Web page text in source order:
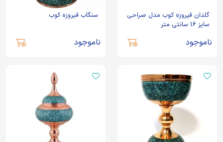
گلدان فیروزه کوب مدل صراحی
سایز 16 سانتی متر
ناموجود
سنگاب فیروزه کوب
ناموجود